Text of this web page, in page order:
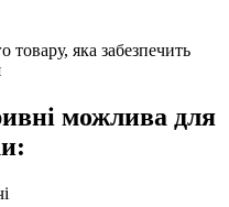
товару, яка забезпечить
можлива для